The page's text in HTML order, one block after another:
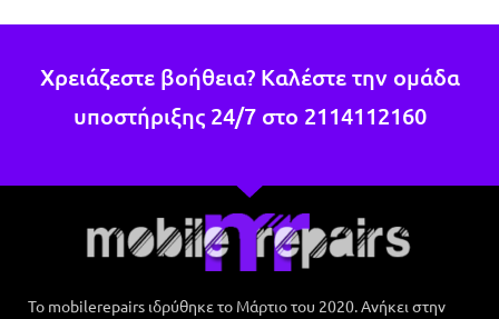
Χρειάζεστε βοήθεια? Καλέστε την ομάδα
υποστήριξης 24/7 στο 2114112160
Το mobilerepairs ιδρύθηκε το Μάρτιο του 2020. Ανήκει στην